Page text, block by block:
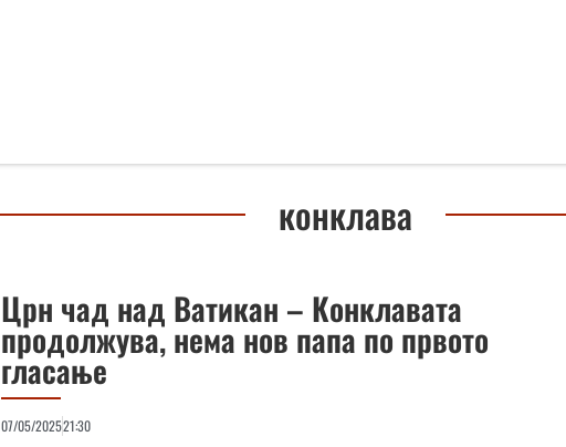
конклава
Црн чад над Ватикан – Конклавата
продолжува, нема нов папа по првото
гласање
07/05/202521:30